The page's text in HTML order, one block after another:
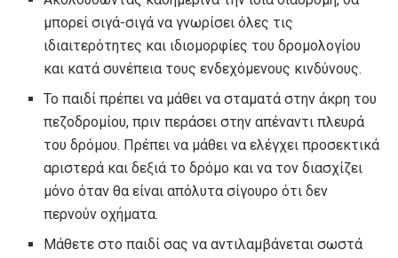
μπορεί σιγά-σιγά να γνωρίσει όλες τις
ιδιαιτερότητες και ιδιομορφίες του δρομολογίου
και κατά συνέπεια τους ενδεχόμενους κινδύνους.
Το παιδί πρέπει να μάθει να σταματά στην άκρη του
πεζοδρομίου, πριν περάσει στην απέναντι πλευρά
του δρόμου. Πρέπει να μάθει να ελέγχει προσεκτικά
αριστερά και δεξιά το δρόμο και να τον διασχίζει
μόνο όταν θα είναι απόλυτα σίγουρο ότι δεν
περνούν οχήματα.
Μάθετε στο παιδί σας να αντιλαμβάνεται σωστά